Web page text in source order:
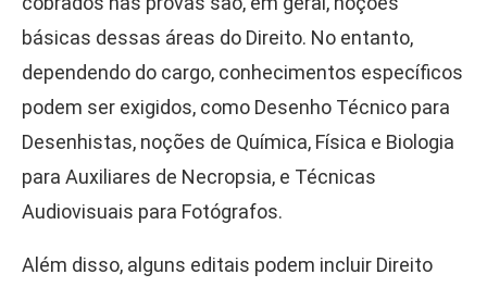
básicas dessas áreas do Direito. No entanto,
dependendo do cargo, conhecimentos específicos
podem ser exigidos, como Desenho Técnico para
Desenhistas, noções de Química, Física e Biologia
para Auxiliares de Necropsia, e Técnicas
Audiovisuais para Fotógrafos.
Além disso, alguns editais podem incluir Direito